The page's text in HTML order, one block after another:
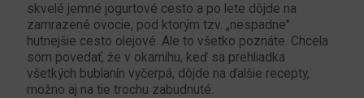
skvelé jemné jogurtové cesto a po lete dôjde na
zamrazené ovocie, pod ktorým tzv. „nespadne”
hutnejšie cesto olejové. Ale to všetko poznáte. Chcela
som povedať, že v okamihu, keď sa prehliadka
všetkých bublanín vyčerpá, dôjde na ďalšie recepty,
možno aj na tie trochu zabudnuté.